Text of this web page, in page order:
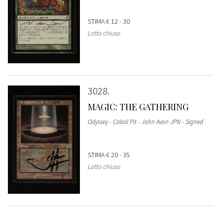
STIMA€ 12 - 30
Lotto chiuso
3028
MAGIC: THE GATHERING
Odyssey - Cabal Pit - John Avon JPN - Signed
STIMA€ 20 - 35
Lotto chiuso